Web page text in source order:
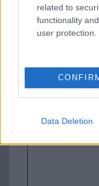
related to
functionality
user protection.
Data Deletion